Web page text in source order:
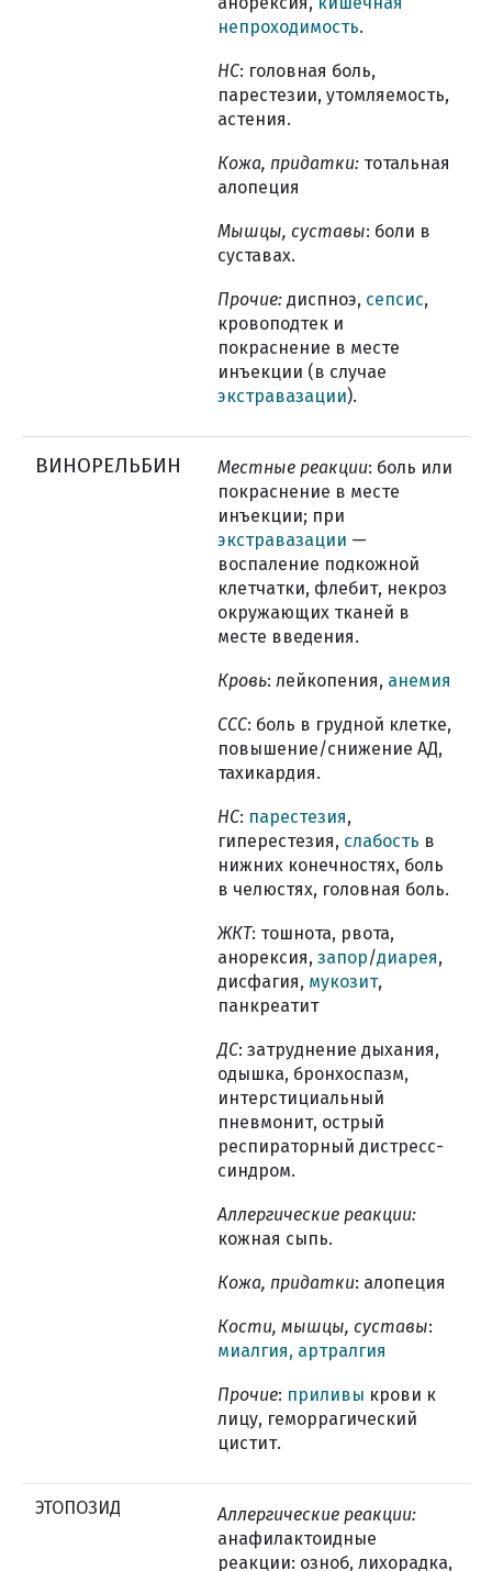
непроходимость.
НС: головная боль,
парестезии, утомляемость,
астения.
Кожа, придатки: тотальная
алопеция
Мышцы, суставы: боли в
суставах.
Прочие: диспноэ, сепсис,
кровоподтек и
покраснение в месте
инъекции (в случае
экстравазации).
ВИНОРЕЛЬБИН Местные реакции: боль или
покраснение в месте
инъекции; при
экстравазации —
воспаление подкожной
клетчатки, флебит, некроз
окружающих тканей в
месте введения.
Кровь: лейкопения, анемия
ССС: боль в грудной клетке,
повышение/снижение АД,
тахикардия.
НС: парестезия,
гиперестезия, слабость в
нижних конечностях, боль
в челюстях, головная боль.
ЖКТ: тошнота, рвота,
анорексия, запор/диарея,
дисфагия, мукозит,
панкреатит
ДС: затруднение дыхания,
одышка, бронхоспазм,
интерстициальный
пневмонит, острый
респираторный дистресс-
синдром.
Аллергические реакции:
кожная сыпь.
Кожа, придатки: алопеция
Кости, мышцы, суставы:
миалгия, артралгия
Прочие: приливы крови к
лицу, геморрагический
цистит.
ЭТОПОЗИД
Аллергические реакции:
анафилактоидные
реакции: озноб, лихорадка,